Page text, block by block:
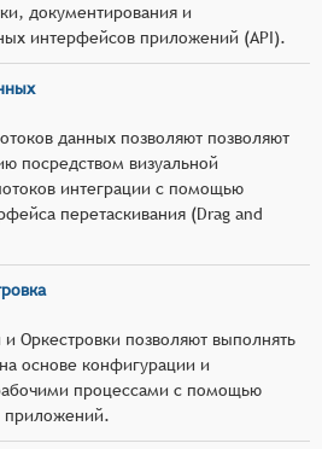
документирования и
интерфейсов приложений (API).
данных позволяют позволяют
посредством визуальной
интеграции с помощью
перетаскивания (Drag and
Оркестровки позволяют выполнять
основе конфигурации и
процессами с помощью
приложений.